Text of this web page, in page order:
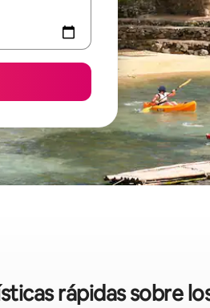
rápidas sobre